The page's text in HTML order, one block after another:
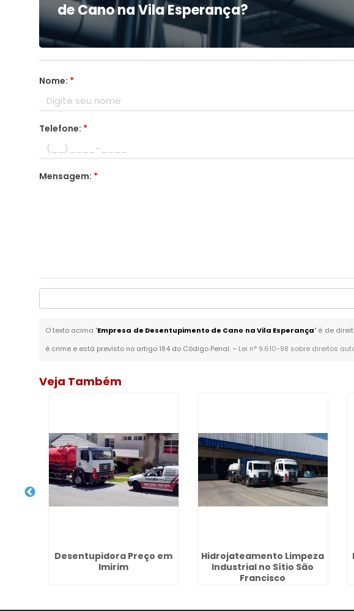
de Cano na Vila Esperança?
Nome: *
Telefone: *
Mensagem: *
O texto acima "Empresa de Desentupimento de Cano na Vila Esperança" é de
é crime e está previsto no artigo 184 do Código Penal. – Lei n° 9.610-98 sobre direitos
Veja Também
Desentupidora Preço em
Imirim
Hidrojateamento Limpeza
Industrial no Sítio São
Francisco